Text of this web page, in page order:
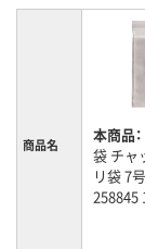
商品名 本商品：
袋 チャ
リ袋 7
258845